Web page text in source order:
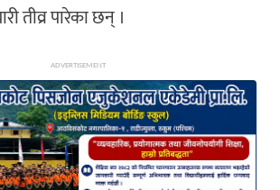
तीव्र पारेका छन् ।
ADVERTISEMENT